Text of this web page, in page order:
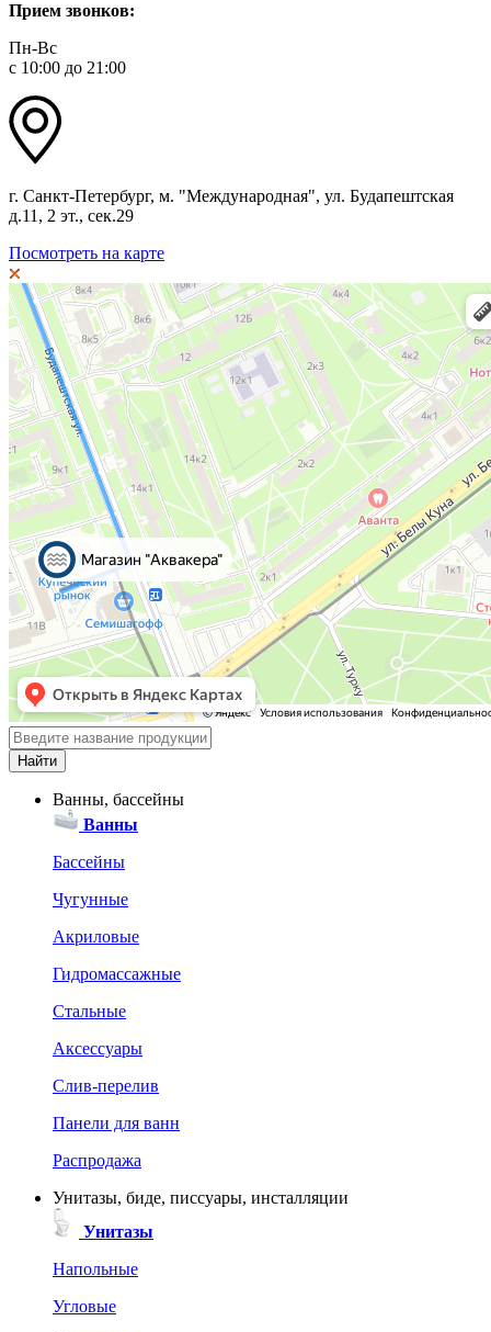
Прием звонков:
Пн-Вс
с 10:00 до 21:00
г. Санкт-Петербург, м. "Международная", ул. Будапештская
д.11, 2 эт., сек.29
Посмотреть на карте
Ванны, бассейны
Ванны
Бассейны
Чугунные
Акриловые
Гидромассажные
Стальные
Аксессуары
Слив-перелив
Панели для ванн
Распродажа
Унитазы, биде, писсуары, инсталляции
Унитазы
Напольные
Угловые